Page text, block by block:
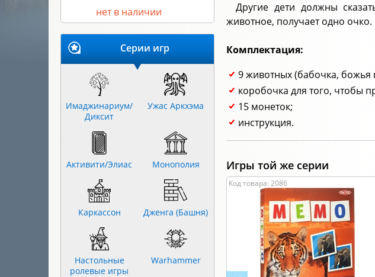
Другие дети должны
животное, получает одно очко.
Комплектация:
9 животных (бабочка, божья
коробочка для того, чтобы
15 монеток;
инструкция.
Игры той же серии
Код товара: 2086
нет в наличии
Серии игр
Имаджинариум/
Диксит
Ужас Аркхэма
Активити/Элиас Монополия
Каркассон Дженга (Башня)
Настольные
ролевые игры
Warhammer